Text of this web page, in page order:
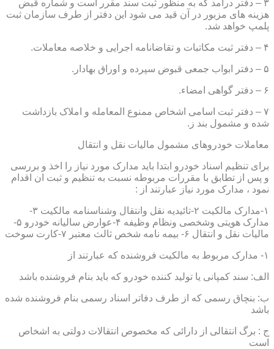
۳ – دفتر درآمد که به منظور ثبت سند مقرر است و شماره قبض
هزینه های مزبور در آن قید می شود این دفتر از طرف سازمان ثبت
پلمپ خواهد شد.
۴ – دفتر ثبت مکاتبات و تقاضانامه اجرایی و خلاصه معاملات.
۵ – دفتر ابواب جمعی قبوض سپرده و اوراق بهادار.
۶ – دفتر گواهی امضاء.
۷ – دفتر ثبت اسامی اشخاص ممنوع المعامله و املاک بازداشت
شده و مشمول بند ز.
معاملات خودروهای مشمول مالیات نقل و انتقال
برای تنظیم اسناد خودرو ابتدا باید مدارک مورد نیاز را اخذ و بررسی
و پس از تطابق با مقررات مربوطه نسبت به تنظیم و ثبت ان اقدام
نمود ، مدارک مورد نیاز عبارتند از :
۱-مدارک مالکیت ۲-تائیدیه نقل وانتقال وشناسنامه مالکیت ۳-
مدارک هویتی وشخصی ونظام وظیفه ۴-عوارض سالیانه خودرو ۵-
مالیات نقل و انتقال ۶- بیمه نامه شخص ثالث معتبر ۷-کارت سوخت
۱- مدارک مربوط به مالکیت فروشنده که عبارتند از
الف: سند کمپانی یا تولید کننده خودرو که باید بنام فروشنده باشد
ب: بنچاق رسمی که از طرف دفاتر اسناد رسمی بنام فروشنده شده
باشد
ج : برگ انتقالی از دارائی که مخصوص انتقالات دولتی به اشخاص
است